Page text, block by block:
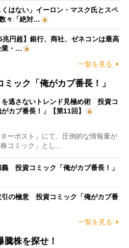
くはない」イーロン・マスク氏とスペ
々「絶対…
兆円超】銀行、商社、ゼネコンは最高
業・…
一覧を見る
ック「俺がカブ番長！」
を逃さないトレンド見極め術 投資コ
カブ番長！」【第11回】
ーポスト」にて、圧倒的な情報量が
コミック」とし…
投資コミック「俺がカブ番長！」
引の極意 投資コミック「俺がカブ番
一覧を見る
騰株を探せ！